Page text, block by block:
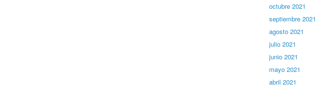
octubre 2021
septiembre 2021
agosto 2021
julio 2021
junio 2021
mayo 2021
abril 2021